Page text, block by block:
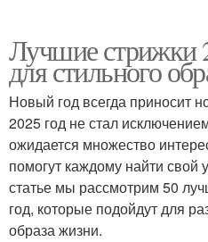
Лучшие стрижки
для стильного
Новый год всегда приносит
2025 год не стал
ожидается множество
помогут каждому найти свой
статье мы рассмотрим 50
год, которые подойдут для
образа жизни.